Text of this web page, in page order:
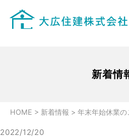
新着情
HOME > 新着情報 >年末年始休業の
2022/12/20